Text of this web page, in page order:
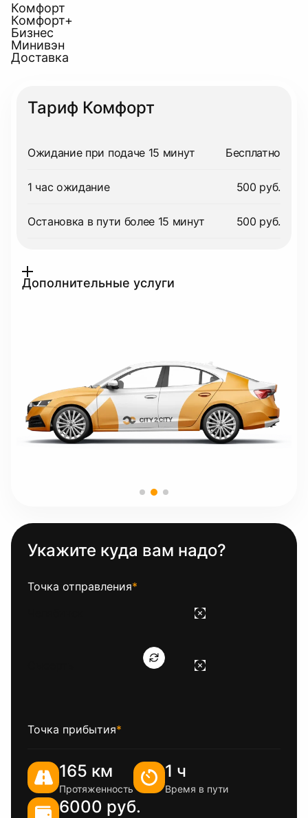
Комфорт
Комфорт+
Бизнес
Минивэн
Доставка
Тариф Комфорт
Ожидание при подаче 15 минут Бесплатно
1 час ожидание 500 руб.
Остановка в пути более 15 минут 500 руб.
Дополнительные услуги
Укажите куда вам надо?
Точка отправления*
Точка прибытия*
165 км
Протяженность
1 ч
Время в пути
6000 руб.